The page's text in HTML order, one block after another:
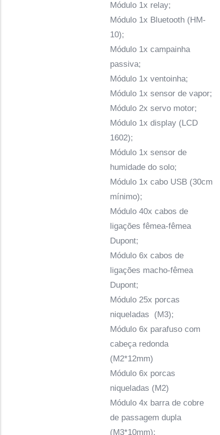
Módulo 1x relay;
Módulo 1x Bluetooth (HM-
10);
Módulo 1x campainha
passiva;
Módulo 1x ventoinha;
Módulo 1x sensor de vapor;
Módulo 2x servo motor;
Módulo 1x display (LCD
1602);
Módulo 1x sensor de
humidade do solo;
Módulo 1x cabo USB (30cm
mínimo);
Módulo 40x cabos de
ligações fêmea-fêmea
Dupont;
Módulo 6x cabos de
ligações macho-fêmea
Dupont;
Módulo 25x porcas
niqueladas (M3);
Módulo 6x parafuso com
cabeça redonda
(M2*12mm)
Módulo 6x porcas
niqueladas (M2)
Módulo 4x barra de cobre
de passagem dupla
(M3*10mm);